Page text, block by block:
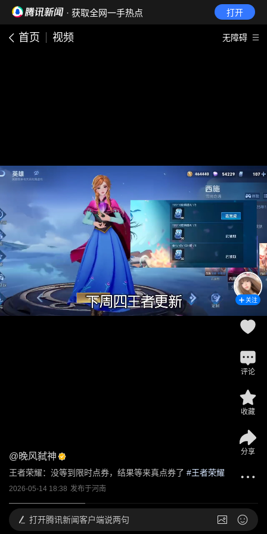
· 获取全网一手热点 打开
首页 视频 无障碍
@晚风弑神
王者荣耀：没等到限时点券，结果等来真点券了 #王者荣耀
2026-05-14 18:38 发布于河南
关注
评论
收藏
分享
打开腾讯新闻客户端说两句